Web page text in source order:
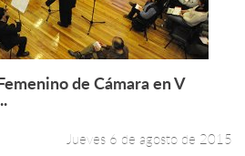
Leer más +
de Cámara en V
Jueves 6 de agosto de 2015